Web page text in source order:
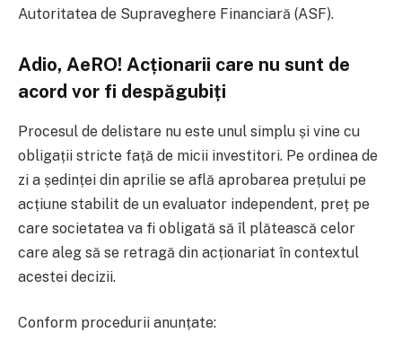
Autoritatea de Supraveghere Financiară (ASF).
Adio, AeRO! Acționarii care nu sunt de
acord vor fi despăgubiți
Procesul de delistare nu este unul simplu și vine cu
obligații stricte față de micii investitori. Pe ordinea de
zi a ședinței din aprilie se află aprobarea prețului pe
acțiune stabilit de un evaluator independent, preț pe
care societatea va fi obligată să îl plătească celor
care aleg să se retragă din acționariat în contextul
acestei decizii.
Conform procedurii anunțate: